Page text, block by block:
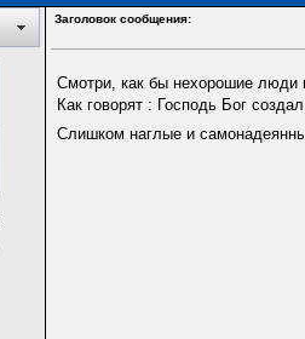
Заголовок сообщения:
Смотри, как бы нехорошие люди
Как говорят : Господь Бог
Слишком наглые и